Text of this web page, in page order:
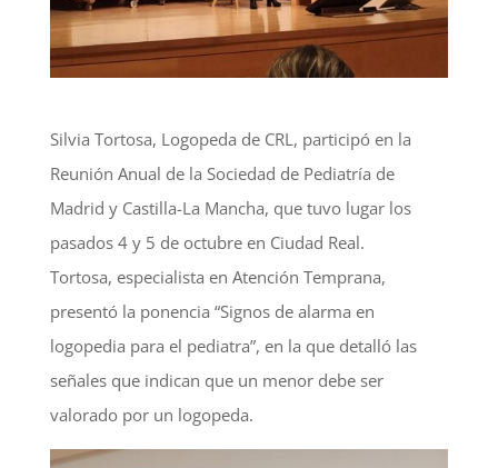
Silvia Tortosa, Logopeda de CRL, participó en la
Reunión Anual de la Sociedad de Pediatría de
Madrid y Castilla-La Mancha, que tuvo lugar los
pasados 4 y 5 de octubre en Ciudad Real.
Tortosa, especialista en Atención Temprana,
presentó la ponencia “Signos de alarma en
logopedia para el pediatra”, en la que detalló las
señales que indican que un menor debe ser
valorado por un logopeda.